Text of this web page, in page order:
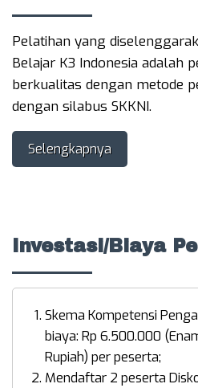
Pelatihan yang
Belajar K3 Indonesia adalah
berkualitas dengan metode
dengan silabus SKKNI.
Selengkapnya
Investasi/Biaya
Skema Kompetensi
biaya: Rp 6.500.000
Rupiah) per peserta;
Mendaftar 2 peserta